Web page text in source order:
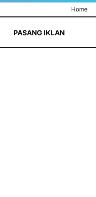
Home
PASANG IKLAN